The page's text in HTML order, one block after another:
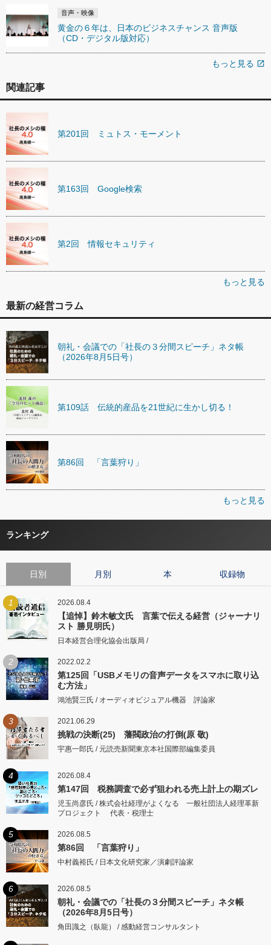
音声・映像
黄金の６年は、日本のビジネスチャンス 音声版
（CD・デジタル版対応）
もっと見る open_in_new
関連記事
第201回 ミュトス・モーメント
第163回 Google検索
第2回 情報セキュリティ
もっと見る
最新の経営コラム
朝礼・会議での「社長の３分間スピーチ」ネタ帳
（2026年8月5日号）
第109話 伝統的産品を21世紀に生かし切る！
第86回 「言葉狩り」
もっと見る
ランキング
日別 月別 本 収録物
1 2026.08.4
【追悼】鈴木敏文氏 言葉で伝える経営（ジャーナリ
スト 勝見明氏）
日本経営合理化協会出版局 /
2 2022.02.2
第125回「USBメモリの音声データをスマホに取り込
む方法」
鴻池賢三氏 / オーディオビジュアル機器 評論家
3 2021.06.29
挑戦の決断(25) 藩閥政治の打倒(原 敬)
宇惠一郎氏 / 元読売新聞東京本社国際部編集委員
4 2026.08.4
第147回 税務調査で必ず狙われる売上計上の期ズレ
児玉尚彦氏 / 株式会社経理がよくなる 一般社団法人経理革新
プロジェクト 代表・税理士
5 2026.08.5
第86回 「言葉狩り」
中村義裕氏 / 日本文化研究家／演劇評論家
6 2026.08.5
朝礼・会議での「社長の３分間スピーチ」ネタ帳
（2026年8月5日号）
角田識之（臥龍） / 感動経営コンサルタント